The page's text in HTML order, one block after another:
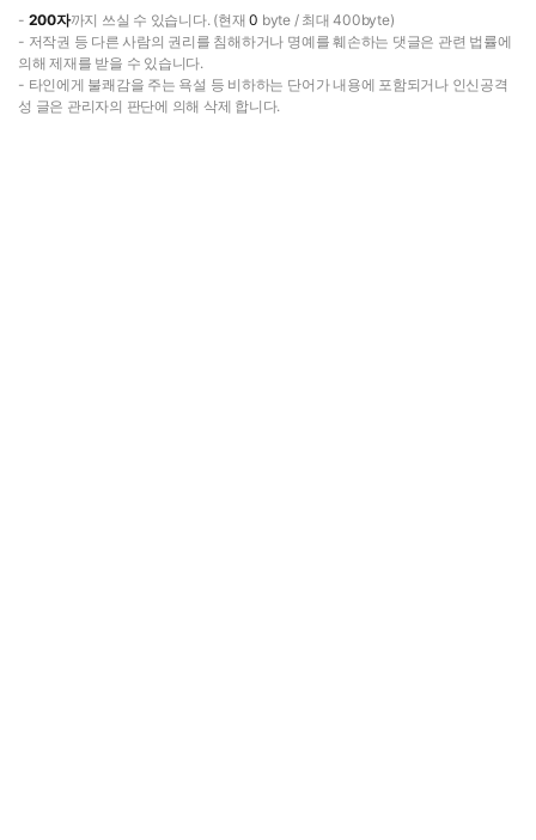
- 200자까지 쓰실 수 있습니다. (현재0 byte / 최대 400byte)
- 저작권 등 다른 사람의 권리를 침해하거나 명예를 훼손하는 댓글은 관련 법률에
의해 제재를 받을 수 있습니다.
- 타인에게 불쾌감을 주는 욕설 등 비하하는 단어가 내용에 포함되거나 인신공격
성 글은 관리자의 판단에 의해 삭제 합니다.